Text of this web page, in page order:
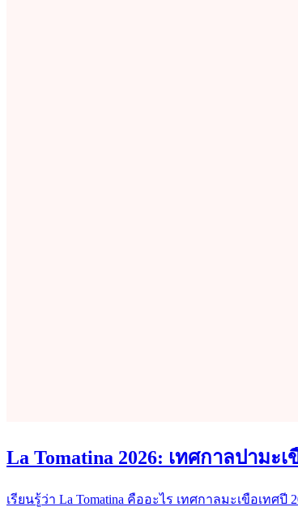
La Tomatina 2026: เทศกาลปามะ
เรียนรู้ว่า La Tomatina คืออะไร เทศกาลมะเขือเทศ